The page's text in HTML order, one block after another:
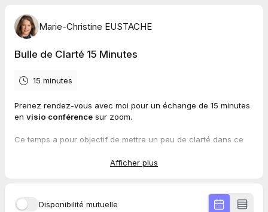
Marie-Christine EUSTACHE
Bulle de Clarté 15 Minutes
15 minutes
Prenez rendez-vous avec moi pour un échange de 15 minutes
en visio conférence sur zoom.
Ce temps a pour objectif de mettre un peu de clarté dans ce
Marie-Christine Eustache, Coach en relations amoureuses et
praticienne en hypnose
Afficher plus
Disponibilité mutuelle